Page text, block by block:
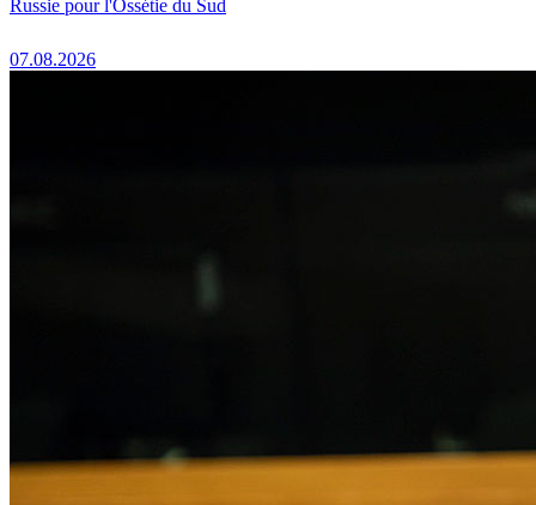
Russie pour l'Ossétie du Sud
07.08.2026